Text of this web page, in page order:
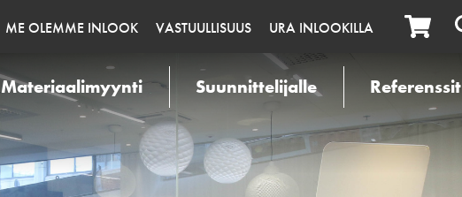
ME OLEMME INLOOK VASTUULLISUUS URA INLOOKILLA
Materiaalimyynti Suunnittelijalle Referenssit